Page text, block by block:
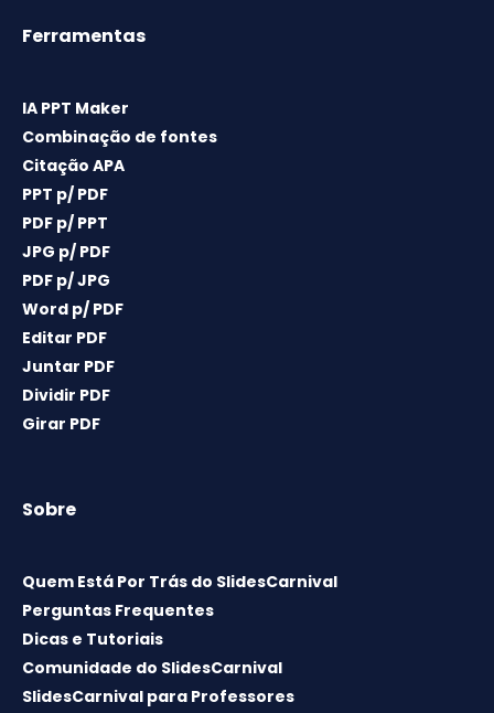
Ferramentas
IA PPT Maker
Combinação de fontes
Citação APA
PPT p/ PDF
PDF p/ PPT
JPG p/ PDF
PDF p/ JPG
Word p/ PDF
Editar PDF
Juntar PDF
Dividir PDF
Girar PDF
Sobre
Quem Está Por Trás do SlidesCarnival
Perguntas Frequentes
Dicas e Tutoriais
Comunidade do SlidesCarnival
SlidesCarnival para Professores